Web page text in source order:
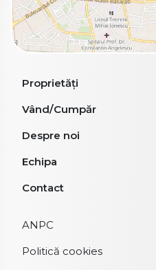
Proprietăți
Vând/Cumpăr
Despre noi
Echipa
Contact
ANPC
Politică cookies